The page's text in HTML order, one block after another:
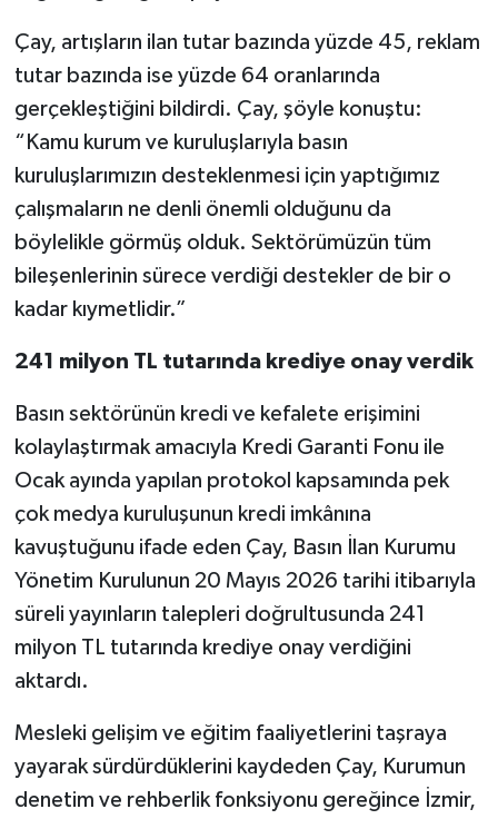
Çay, artışların ilan tutar bazında yüzde 45, reklam
tutar bazında ise yüzde 64 oranlarında
gerçekleştiğini bildirdi. Çay, şöyle konuştu:
“Kamu kurum ve kuruluşlarıyla basın
kuruluşlarımızın desteklenmesi için yaptığımız
çalışmaların ne denli önemli olduğunu da
böylelikle görmüş olduk. Sektörümüzün tüm
bileşenlerinin sürece verdiği destekler de bir o
kadar kıymetlidir.”
241 milyon TL tutarında krediye onay verdik
Basın sektörünün kredi ve kefalete erişimini
kolaylaştırmak amacıyla Kredi Garanti Fonu ile
Ocak ayında yapılan protokol kapsamında pek
çok medya kuruluşunun kredi imkânına
kavuştuğunu ifade eden Çay, Basın İlan Kurumu
Yönetim Kurulunun 20 Mayıs 2026 tarihi itibarıyla
süreli yayınların talepleri doğrultusunda 241
milyon TL tutarında krediye onay verdiğini
aktardı.
Mesleki gelişim ve eğitim faaliyetlerini taşraya
yayarak sürdürdüklerini kaydeden Çay, Kurumun
denetim ve rehberlik fonksiyonu gereğince İzmir,